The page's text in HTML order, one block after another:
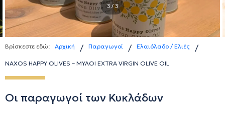
3 / 3
Βρίσκεστε εδώ: Αρχική / Παραγωγοί / Ελαιόλαδο / Ελιές /
NAXOS HAPPY OLIVES – ΜΥΛΟΙ EXTRA VIRGIN OLIVE OIL
Οι παραγωγοί των Κυκλάδων